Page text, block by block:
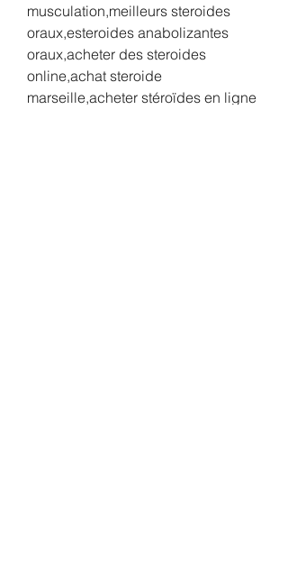
musculation,meilleurs steroides
oraux,esteroides anabolizantes
oraux,acheter des steroides
online,achat steroide
marseille,acheter stéroïdes en ligne